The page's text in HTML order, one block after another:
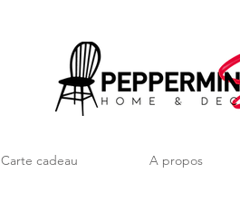
Carte cadeau A propos